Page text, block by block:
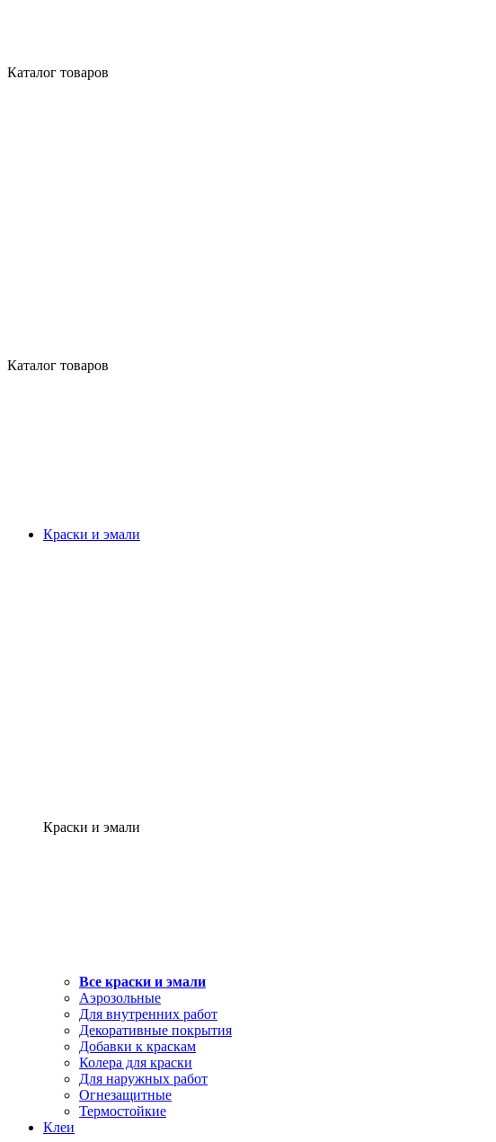
Каталог товаров
Каталог товаров
Краски и эмали
Краски и эмали
Все краски и эмали
Аэрозольные
Для внутренних работ
Декоративные покрытия
Добавки к краскам
Колера для краски
Для наружных работ
Огнезащитные
Термостойкие
Клеи